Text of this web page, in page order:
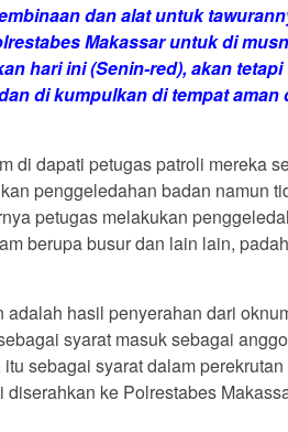
dan alat untuk
Makassar untuk di
hari ini (Senin-red), akan
di kumpulkan di tempat aman
di dapati petugas patroli mereka
penggeledahan badan namun
petugas melakukan
berupa busur dan lain lain,
adalah hasil penyerahan dari
syarat masuk sebagai
sebagai syarat dalam
ke Polrestabes